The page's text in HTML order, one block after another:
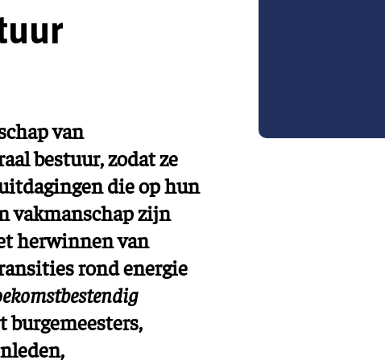
van
bestuur, zodat ze
die op hun
vakmanschap zijn
herwinnen van
rond energie